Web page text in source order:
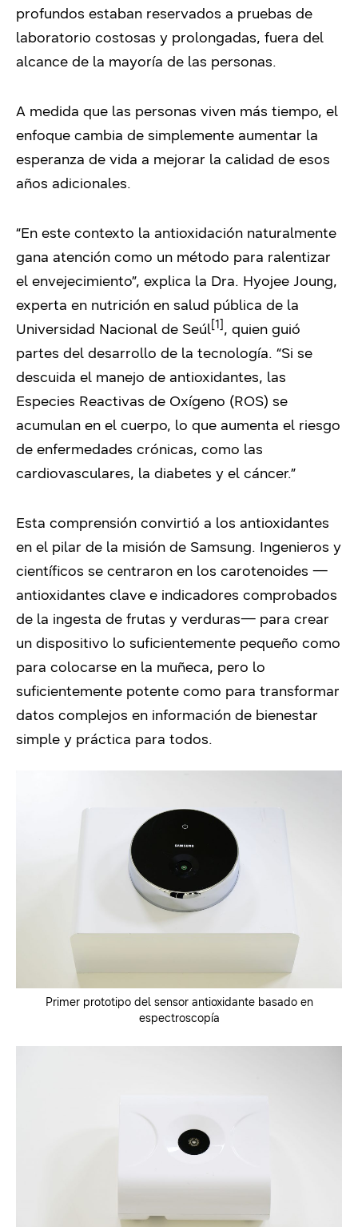
profundos estaban reservados a pruebas de
laboratorio costosas y prolongadas, fuera del
alcance de la mayoría de las personas.
A medida que las personas viven más tiempo, el
enfoque cambia de simplemente aumentar la
esperanza de vida a mejorar la calidad de esos
años adicionales.
“En este contexto la antioxidación naturalmente
gana atención como un método para ralentizar
el envejecimiento”, explica la Dra. Hyojee Joung,
experta en nutrición en salud pública de la
Universidad Nacional de Seúl[1] , quien guió
partes del desarrollo de la tecnología. “Si se
descuida el manejo de antioxidantes, las
Especies Reactivas de Oxígeno (ROS) se
acumulan en el cuerpo, lo que aumenta el riesgo
de enfermedades crónicas, como las
cardiovasculares, la diabetes y el cáncer.”
Esta comprensión convirtió a los antioxidantes
en el pilar de la misión de Samsung. Ingenieros y
científicos se centraron en los carotenoides —
antioxidantes clave e indicadores comprobados
de la ingesta de frutas y verduras— para crear
un dispositivo lo suficientemente pequeño como
para colocarse en la muñeca, pero lo
suficientemente potente como para transformar
datos complejos en información de bienestar
simple y práctica para todos.
Primer prototipo del sensor antioxidante basado en
espectroscopía